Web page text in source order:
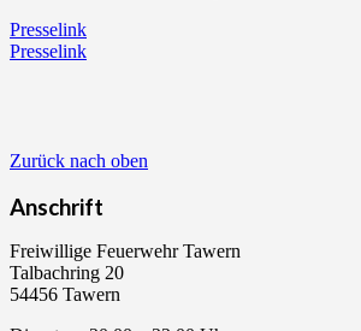
Presselink
Presselink
Zurück nach oben
Anschrift
Freiwillige Feuerwehr Tawern
Talbachring 20
54456 Tawern